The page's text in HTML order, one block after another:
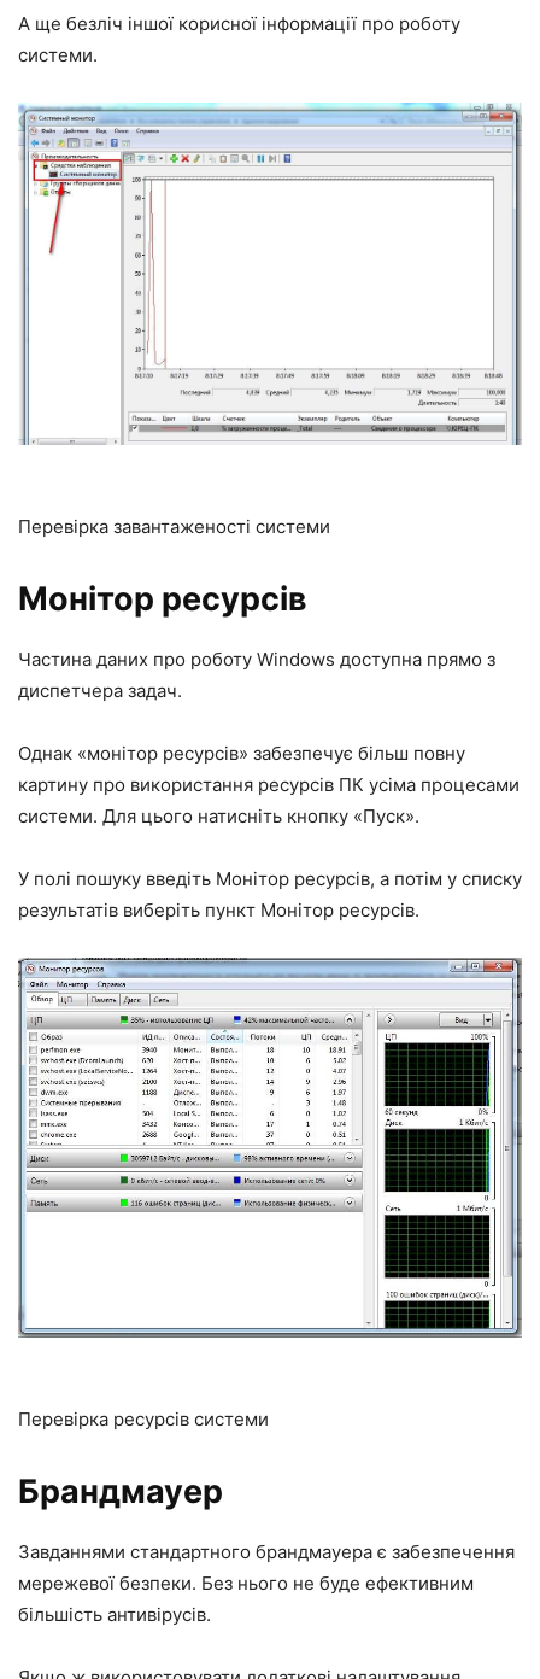
А ще безліч іншої корисної інформації про роботу
системи.
Перевірка завантаженості системи
Монітор ресурсів
Частина даних про роботу Windows доступна прямо з
диспетчера задач.
Однак «монітор ресурсів» забезпечує більш повну
картину про використання ресурсів ПК усіма процесами
системи. Для цього натисніть кнопку «Пуск».
У полі пошуку введіть Монітор ресурсів, а потім у списку
результатів виберіть пункт Монітор ресурсів.
Перевірка ресурсів системи
Брандмауер
Завданнями стандартного брандмауера є забезпечення
мережевої безпеки. Без нього не буде ефективним
більшість антивірусів.